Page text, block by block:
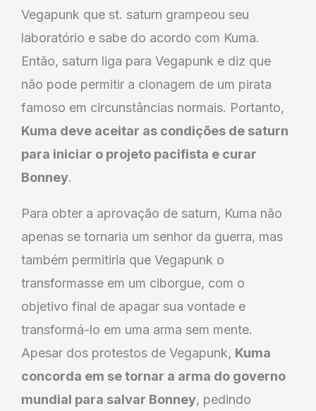
Vegapunk que st. saturn grampeou seu
laboratório e sabe do acordo com Kuma.
Então, saturn liga para Vegapunk e diz que
não pode permitir a clonagem de um pirata
famoso em circunstâncias normais. Portanto,
Kuma deve aceitar as condições de saturn
para iniciar o projeto pacifista e curar
Bonney.
Para obter a aprovação de saturn, Kuma não
apenas se tornaria um senhor da guerra, mas
também permitiria que Vegapunk o
transformasse em um ciborgue, com o
objetivo final de apagar sua vontade e
transformá-lo em uma arma sem mente.
Apesar dos protestos de Vegapunk, Kuma
concorda em se tornar a arma do governo
mundial para salvar Bonney, pedindo